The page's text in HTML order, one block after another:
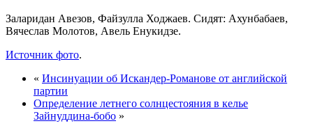
Заларидан Авезов, Файзулла Ходжаев. Сидят: Ахунбабаев,
Вячеслав Молотов, Авель Енукидзе.
Источник фото.
« Инсинуации об Искандер-Романове от английской
партии
Определение летнего солнцестояния в келье
Зайнуддина-бобо »